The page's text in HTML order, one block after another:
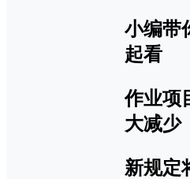
小编带
起看
作业项
大减少
新规定